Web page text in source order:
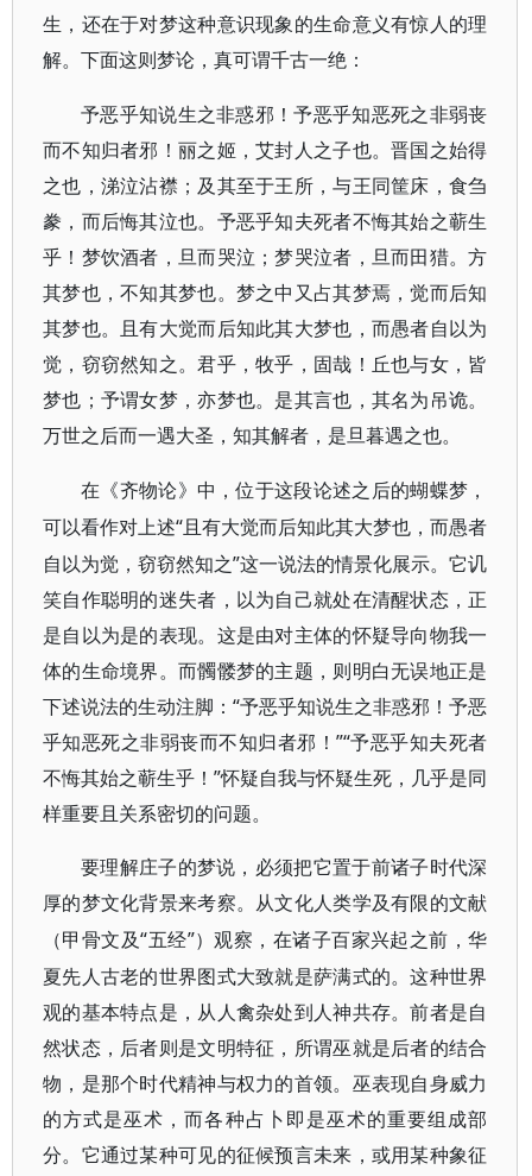
生，还在于对梦这种意识现象的生命意义有惊人的理
解。下面这则梦论，真可谓千古一绝：
予恶乎知说生之非惑邪！予恶乎知恶死之非弱丧
而不知归者邪！丽之姬，艾封人之子也。晋国之始得
之也，涕泣沾襟；及其至于王所，与王同筐床，食刍
豢，而后悔其泣也。予恶乎知夫死者不悔其始之蕲生
乎！梦饮酒者，旦而哭泣；梦哭泣者，旦而田猎。方
其梦也，不知其梦也。梦之中又占其梦焉，觉而后知
其梦也。且有大觉而后知此其大梦也，而愚者自以为
觉，窃窃然知之。君乎，牧乎，固哉！丘也与女，皆
梦也；予谓女梦，亦梦也。是其言也，其名为吊诡。
万世之后而一遇大圣，知其解者，是旦暮遇之也。
在《齐物论》中，位于这段论述之后的蝴蝶梦，
可以看作对上述“且有大觉而后知此其大梦也，而愚者
自以为觉，窃窃然知之”这一说法的情景化展示。它讥
笑自作聪明的迷失者，以为自己就处在清醒状态，正
是自以为是的表现。这是由对主体的怀疑导向物我一
体的生命境界。而髑髅梦的主题，则明白无误地正是
下述说法的生动注脚：“予恶乎知说生之非惑邪！予恶
乎知恶死之非弱丧而不知归者邪！”“予恶乎知夫死者
不悔其始之蕲生乎！”怀疑自我与怀疑生死，几乎是同
样重要且关系密切的问题。
要理解庄子的梦说，必须把它置于前诸子时代深
厚的梦文化背景来考察。从文化人类学及有限的文献
（甲骨文及“五经”）观察，在诸子百家兴起之前，华
夏先人古老的世界图式大致就是萨满式的。这种世界
观的基本特点是，从人禽杂处到人神共存。前者是自
然状态，后者则是文明特征，所谓巫就是后者的结合
物，是那个时代精神与权力的首领。巫表现自身威力
的方式是巫术，而各种占卜即是巫术的重要组成部
分。它通过某种可见的征候预言未来，或用某种象征